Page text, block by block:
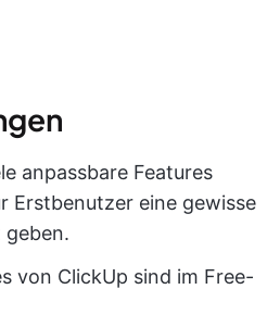
anpassbare Features
Erstbenutzer eine gewisse
geben.
von ClickUp sind im Free-